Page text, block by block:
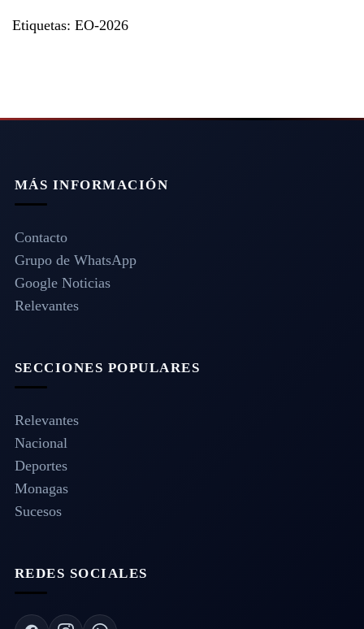
Etiquetas: EO-2026
MÁS INFORMACIÓN
Contacto
Grupo de WhatsApp
Google Noticias
Relevantes
SECCIONES POPULARES
Relevantes
Nacional
Deportes
Monagas
Sucesos
REDES SOCIALES